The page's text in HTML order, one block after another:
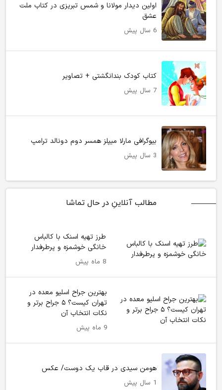
اولین دیدار مولانا و شمس تبریزی در کتاب ملت
عشق
6 سال پیش
کتاب کودک بندانگشتی + تصاویر
7 سال پیش
بیوگرافی مارلا میپلز همسر دوم دونالد ترامپ
3 سال پیش
مطالب آنلاینِ در حال تماشا
طرز تهیه اسنک با کالباس
خانگی خوشمزه و پرطرفدار
8 ماه پیش
بهترین جراح اسلیو معده در
تهران کیست؟ ۵ جراح برتر و
نکات انتخاب آن
9 ماه پیش
هومن سیدی در قاب یک دوست/ عکس
1 سال پیش